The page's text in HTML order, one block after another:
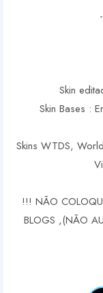
Skin
Skin Bases :
Skins WTDS,
!!! NÃO
BLOGS ,(NÃO